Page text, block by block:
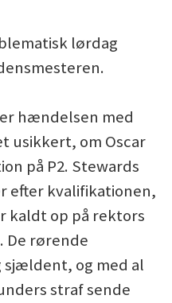
lørdag
hændelsen med
usikkert, om Oscar
på P2. Stewards
efter kvalifikationen,
kaldt op på rektors
De rørende
og med al
straf sende